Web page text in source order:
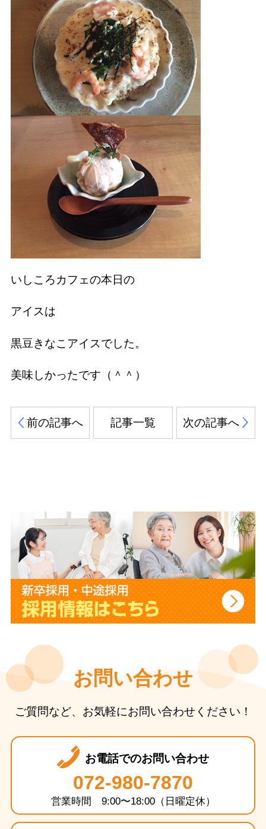
いしころカフェの本日の
アイスは
黒豆きなこアイスでした。
美味しかったです（＾＾）
前の記事へ 次の記事へ
記事一覧
お問い合わせ
ご質問など、お気軽にお問い合わせください！
お電話でのお問い合わせ
072-980-7870
営業時間 9:00〜18:00（日曜定休）